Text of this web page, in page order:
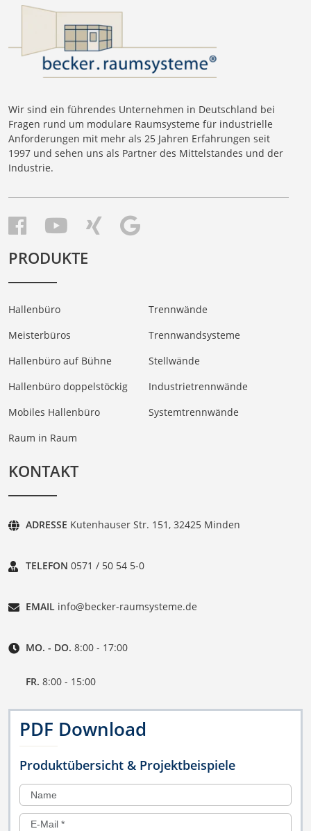
Wir sind ein führendes Unternehmen in Deutschland bei
Fragen rund um modulare Raumsysteme für industrielle
Anforderungen mit mehr als 25 Jahren Erfahrungen seit
1997 und sehen uns als Partner des Mittelstandes und der
Industrie.
PRODUKTE
Hallenbüro
Meisterbüros
Hallenbüro auf Bühne
Hallenbüro doppelstöckig
Mobiles Hallenbüro
Raum in Raum
Trennwände
Trennwandsysteme
Stellwände
Industrietrennwände
Systemtrennwände
KONTAKT
ADRESSE Kutenhauser Str. 151, 32425 Minden
TELEFON 0571 / 50 54 5-0
EMAIL info@becker-raumsysteme.de
MO. - DO. 8:00 - 17:00
FR. 8:00 - 15:00
PDF Download
Produktübersicht & Projektbeispiele